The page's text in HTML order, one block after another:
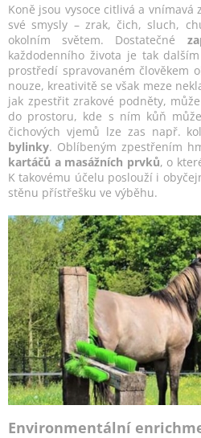
Koně jsou vysoce citlivá a
své smysly – zrak, čich, sluch,
okolním světem. Dostatečné
každodenního života je tak
prostředí spravovaném člověkem
nouze, kreativitě se však meze
jak zpestřit zrakové podněty,
do prostoru, kde s ním kůň
čichových vjemů lze zas např.
bylinky. Oblíbeným zpestřením
kartáčů a masážních prvků, o
K takovému účelu poslouží i
stěnu přístřešku ve výběhu.
Environmentální